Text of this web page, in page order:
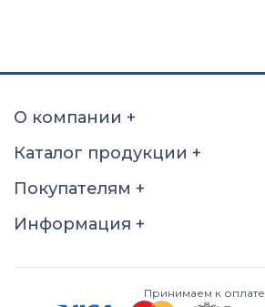
О компании +
Каталог продукции +
Покупателям +
Информация +
Принимаем к оплате